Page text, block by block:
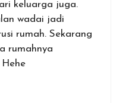
keluarga juga.
wadai jadi
rumah. Sekarang
rumahnya